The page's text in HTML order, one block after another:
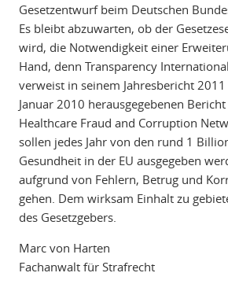
Gesetzentwurf beim Deutschen
Es bleibt abzuwarten, ob der
wird, die Notwendigkeit einer
Hand, denn Transparency
verweist in seinem Jahresbericht
Januar 2010 herausgegebenen Bericht
Healthcare Fraud and Corruption
sollen jedes Jahr von den rund 1
Gesundheit in der EU ausgegeben
aufgrund von Fehlern, Betrug und
gehen. Dem wirksam Einhalt zu
des Gesetzgebers.
Marc von Harten
Fachanwalt für Strafrecht